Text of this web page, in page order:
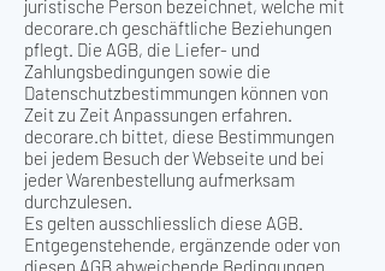
juristische Person bezeichnet, welche mit
decorare.ch geschäftliche Beziehungen
pflegt. Die AGB, die Liefer- und
Zahlungsbedingungen sowie die
Datenschutzbestimmungen können von
Zeit zu Zeit Anpassungen erfahren.
decorare.ch bittet, diese Bestimmungen
bei jedem Besuch der Webseite und bei
jeder Warenbestellung aufmerksam
durchzulesen.
Es gelten ausschliesslich diese AGB.
Entgegenstehende, ergänzende oder von
diesen AGB abweichende Bedingungen